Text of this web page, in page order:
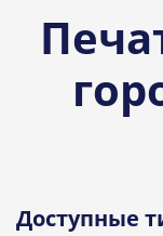
Доступные